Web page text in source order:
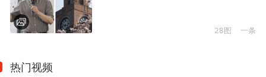
28图 一条
热门视频